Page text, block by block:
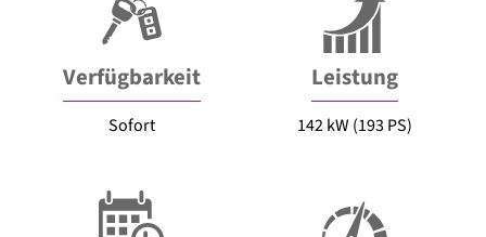
Verfügbarkeit
Sofort
Leistung
142 kW (193 PS)